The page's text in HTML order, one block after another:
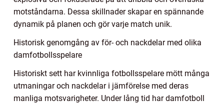
motståndarna. Dessa skillnader skapar en spännande
dynamik på planen och gör varje match unik.
Historisk genomgång av för- och nackdelar med olika
damfotbollsspelare
Historiskt sett har kvinnliga fotbollsspelare mött många
utmaningar och nackdelar i jämförelse med deras
manliga motsvarigheter. Under lång tid har damfotboll